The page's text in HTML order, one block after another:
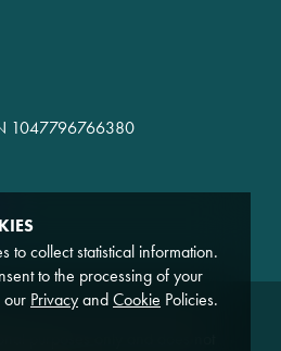
1047796766380
purposes only and does not
to collect statistical information.
to the processing of your
our Privacy and Cookie Policies.